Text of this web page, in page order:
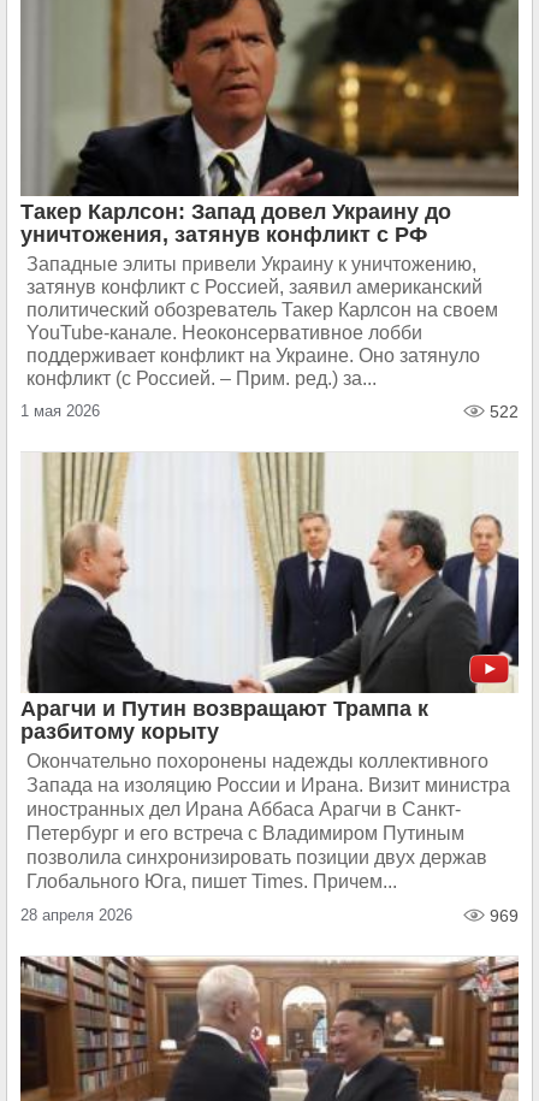
Такер Карлсон: Запад довел Украину до
уничтожения, затянув конфликт с РФ
Западные элиты привели Украину к уничтожению,
затянув конфликт с Россией, заявил американский
политический обозреватель Такер Карлсон на своем
YouTube-канале. Неоконсервативное лобби
поддерживает конфликт на Украине. Оно затянуло
конфликт (с Россией. – Прим. ред.) за...
1 мая 2026 522
Арагчи и Путин возвращают Трампа к
разбитому корыту
Окончательно похоронены надежды коллективного
Запада на изоляцию России и Ирана. Визит министра
иностранных дел Ирана Аббаса Арагчи в Санкт-
Петербург и его встреча с Владимиром Путиным
позволила синхронизировать позиции двух держав
Глобального Юга, пишет Times. Причем...
28 апреля 2026 969